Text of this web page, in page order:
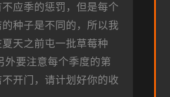
应季的惩罚，但是每个
种子是不同的，所以我
天之前屯一批草莓种
外要注意每个季度的第
开门，请计划好你的收